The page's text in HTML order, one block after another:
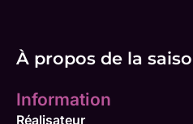
À propos de la
Information
Réalisateur